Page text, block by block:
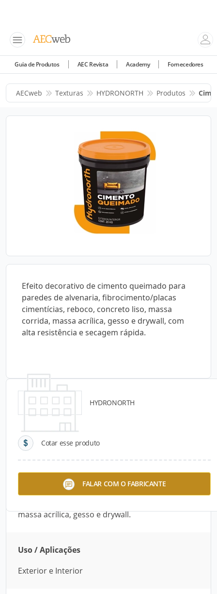
Guia de Produtos AEC Revista Academy Fornecedores
AECweb Texturas HYDRONORTH Produtos
Efeito decorativo de cimento queimado para
paredes de alvenaria, fibrocimento/placas
cimentícias, reboco, concreto liso, massa
corrida, massa acrílica, gesso e drywall, com
alta resistência e secagem rápida.
HYDRONORTH
Cotar esse produto
FALAR COM O FABRICANTE
Detalhes do produto
Descrição do Produto
Efeito decorativo de cimento queimado para
paredes de alvenaria, fibrocimento/placas
massa acrílica, gesso e drywall.
Uso / Aplicações
Exterior e Interior